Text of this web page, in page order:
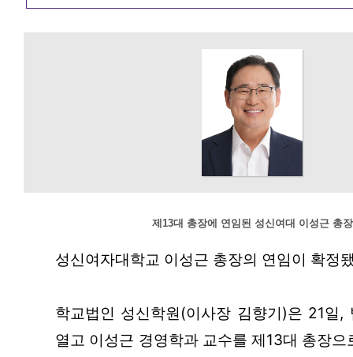
제13대 총장에 연임된 성신여대 이성근 총장
성신여자대학교 이성근 총장의 연임이 확정
학교법인 성신학원(이사장 김향기)은 21일
열고 이성근 경영학과 교수를 제13대 총장으